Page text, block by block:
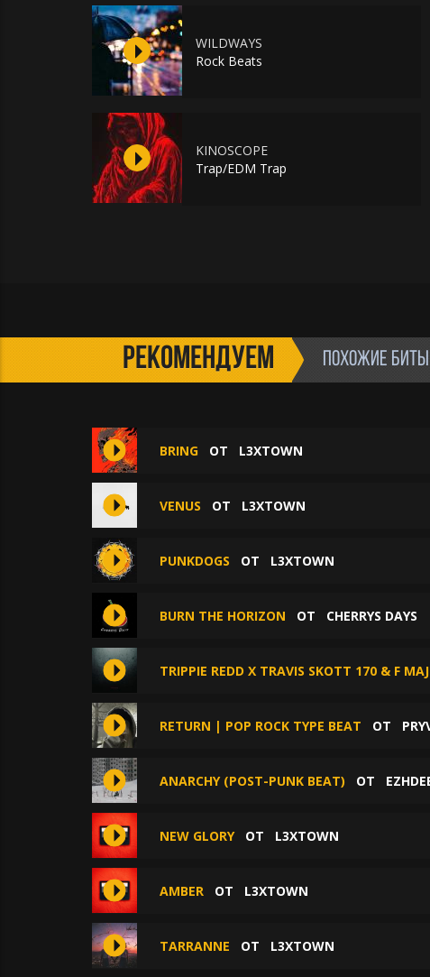
WILDWAYS
Rock Beats
KINOSCOPE
Trap/EDM Trap
РЕКОМЕНДУЕМ ПОХОЖИЕ
BRING ОТ L3XTOWN
VENUS ОТ L3XTOWN
PUNKDOGS ОТ L3XTOWN
BURN THE HORIZON ОТ CHERRYS DAYS
TRIPPIE REDD X TRAVIS SKOTT 170 & F MAJ
RETURN | POP ROCK TYPE BEAT ОТ
ANARCHY (POST-PUNK BEAT) ОТ
NEW GLORYОТ L3XTOWN
AMBER ОТ L3XTOWN
TARRANNE ОТ L3XTOWN